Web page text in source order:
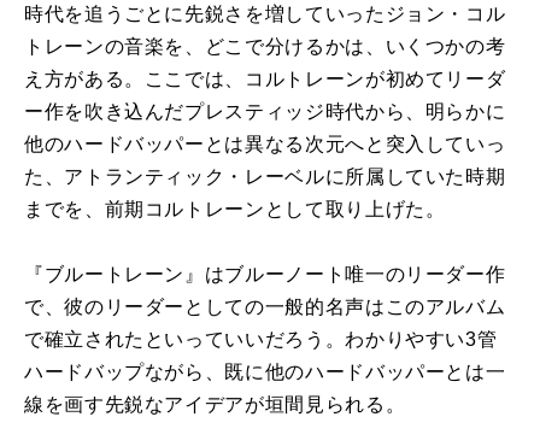
時代を追うごとに先鋭さを増していったジョン・コル
トレーンの音楽を、どこで分けるかは、いくつかの考
え方がある。ここでは、コルトレーンが初めてリーダ
ー作を吹き込んだプレスティッジ時代から、明らかに
他のハードバッパーとは異なる次元へと突入していっ
た、アトランティック・レーベルに所属していた時期
までを、前期コルトレーンとして取り上げた。
『ブルートレーン』はブルーノート唯一のリーダー作
で、彼のリーダーとしての一般的名声はこのアルバム
で確立されたといっていいだろう。わかりやすい3管
ハードバップながら、既に他のハードバッパーとは一
線を画す先鋭なアイデアが垣間見られる。